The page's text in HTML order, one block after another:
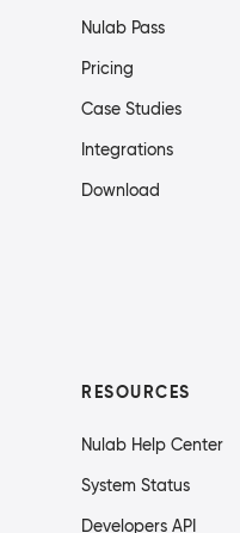
Nulab Pass
Pricing
Case Studies
Integrations
Download
RESOURCES
Nulab Help Center
System Status
Developers API